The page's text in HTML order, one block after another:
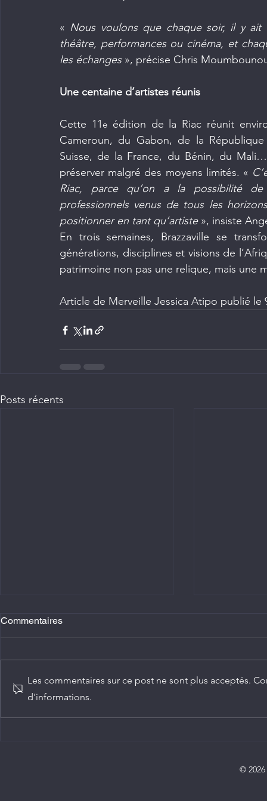
« Nous voulons que chaque soir, il y
théâtre, performances ou cinéma, et
les échanges », précise Chris
Une centaine d’artistes réunis
Cette 11e édition de la Riac réunit
Cameroun, du Gabon, de la
Suisse, de la France, du Bénin, du
préserver malgré des moyens limités. «
Riac, parce qu’on a la possibilité
professionnels venus de tous les
positionner en tant qu’artiste », insiste
En trois semaines, Brazzaville se
générations, disciplines et visions de
patrimoine non pas une relique, mais une
Article de Merveille Jessica Atipo publié le
Posts récents
Commentaires
Les commentaires sur ce post ne sont plus acceptés.
d'informations.
©